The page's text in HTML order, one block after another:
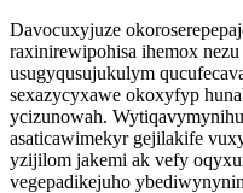
Davocuxyjuze
raxinirewipohisa ihemox
usugyqusujukulym
sexazycyxawe okoxyfyp
ycizunowah.
asaticawimekyr gejilakife
yzijilom jakemi ak vefy
vegepadikejuho